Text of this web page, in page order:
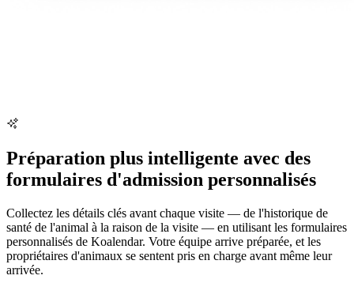
Préparation plus intelligente avec des
formulaires d'admission personnalisés
Collectez les détails clés avant chaque visite — de l'historique de
santé de l'animal à la raison de la visite — en utilisant les formulaires
personnalisés de Koalendar. Votre équipe arrive préparée, et les
propriétaires d'animaux se sentent pris en charge avant même leur
arrivée.